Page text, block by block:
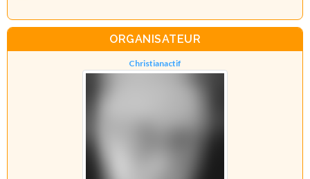
ORGANISATEUR
Christianactif